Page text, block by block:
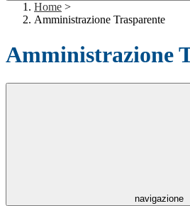
Home >
Amministrazione Trasparente
Amministrazione
navigazione